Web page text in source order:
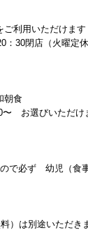
ご利用いただけます
30閉店（火曜定休
朝食
お選びいただけ
で必ず 幼児（食
）は別途いただき